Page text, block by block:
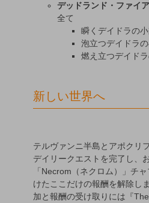
デッドランド・ファイ
全て
瞬くデイドラの
泡立つデイドラ
燃え立つデイド
新しい世界へ
テルヴァンニ半島とアポクリ
デイリークエストを完了し、
「Necrom（ネクロム）」チ
けたここだけの報酬を解除し
加と報酬の受け取りには『